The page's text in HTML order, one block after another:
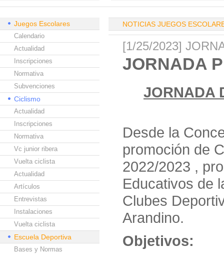
Juegos Escolares
Calendario
Actualidad
Inscripciones
Normativa
Subvenciones
Ciclismo
Actualidad
Inscripciones
Normativa
Vc junior ribera
Vuelta ciclista
Actualidad
Artículos
Entrevistas
Instalaciones
Vuelta ciclista
Escuela Deportiva
Bases y Normas
NOTICIAS JUEGOS
[1/25/2023]
JORNADA
JORNADA
Desde la
promoción de
2022/2023 ,
Educativos de
Clubes
Arandino.
Objetivos: